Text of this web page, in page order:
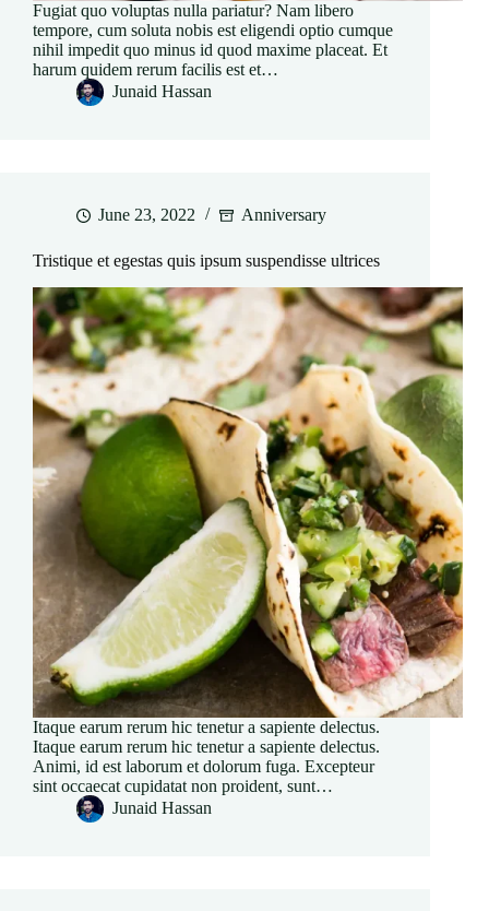
Fugiat quo voluptas nulla pariatur? Nam libero
tempore, cum soluta nobis est eligendi optio cumque
nihil impedit quo minus id quod maxime placeat. Et
harum quidem rerum facilis est et…
Junaid Hassan
June 23, 2022 Anniversary
Tristique et egestas quis ipsum suspendisse ultrices
Itaque earum rerum hic tenetur a sapiente delectus.
Itaque earum rerum hic tenetur a sapiente delectus.
Animi, id est laborum et dolorum fuga. Excepteur
sint occaecat cupidatat non proident, sunt…
Junaid Hassan